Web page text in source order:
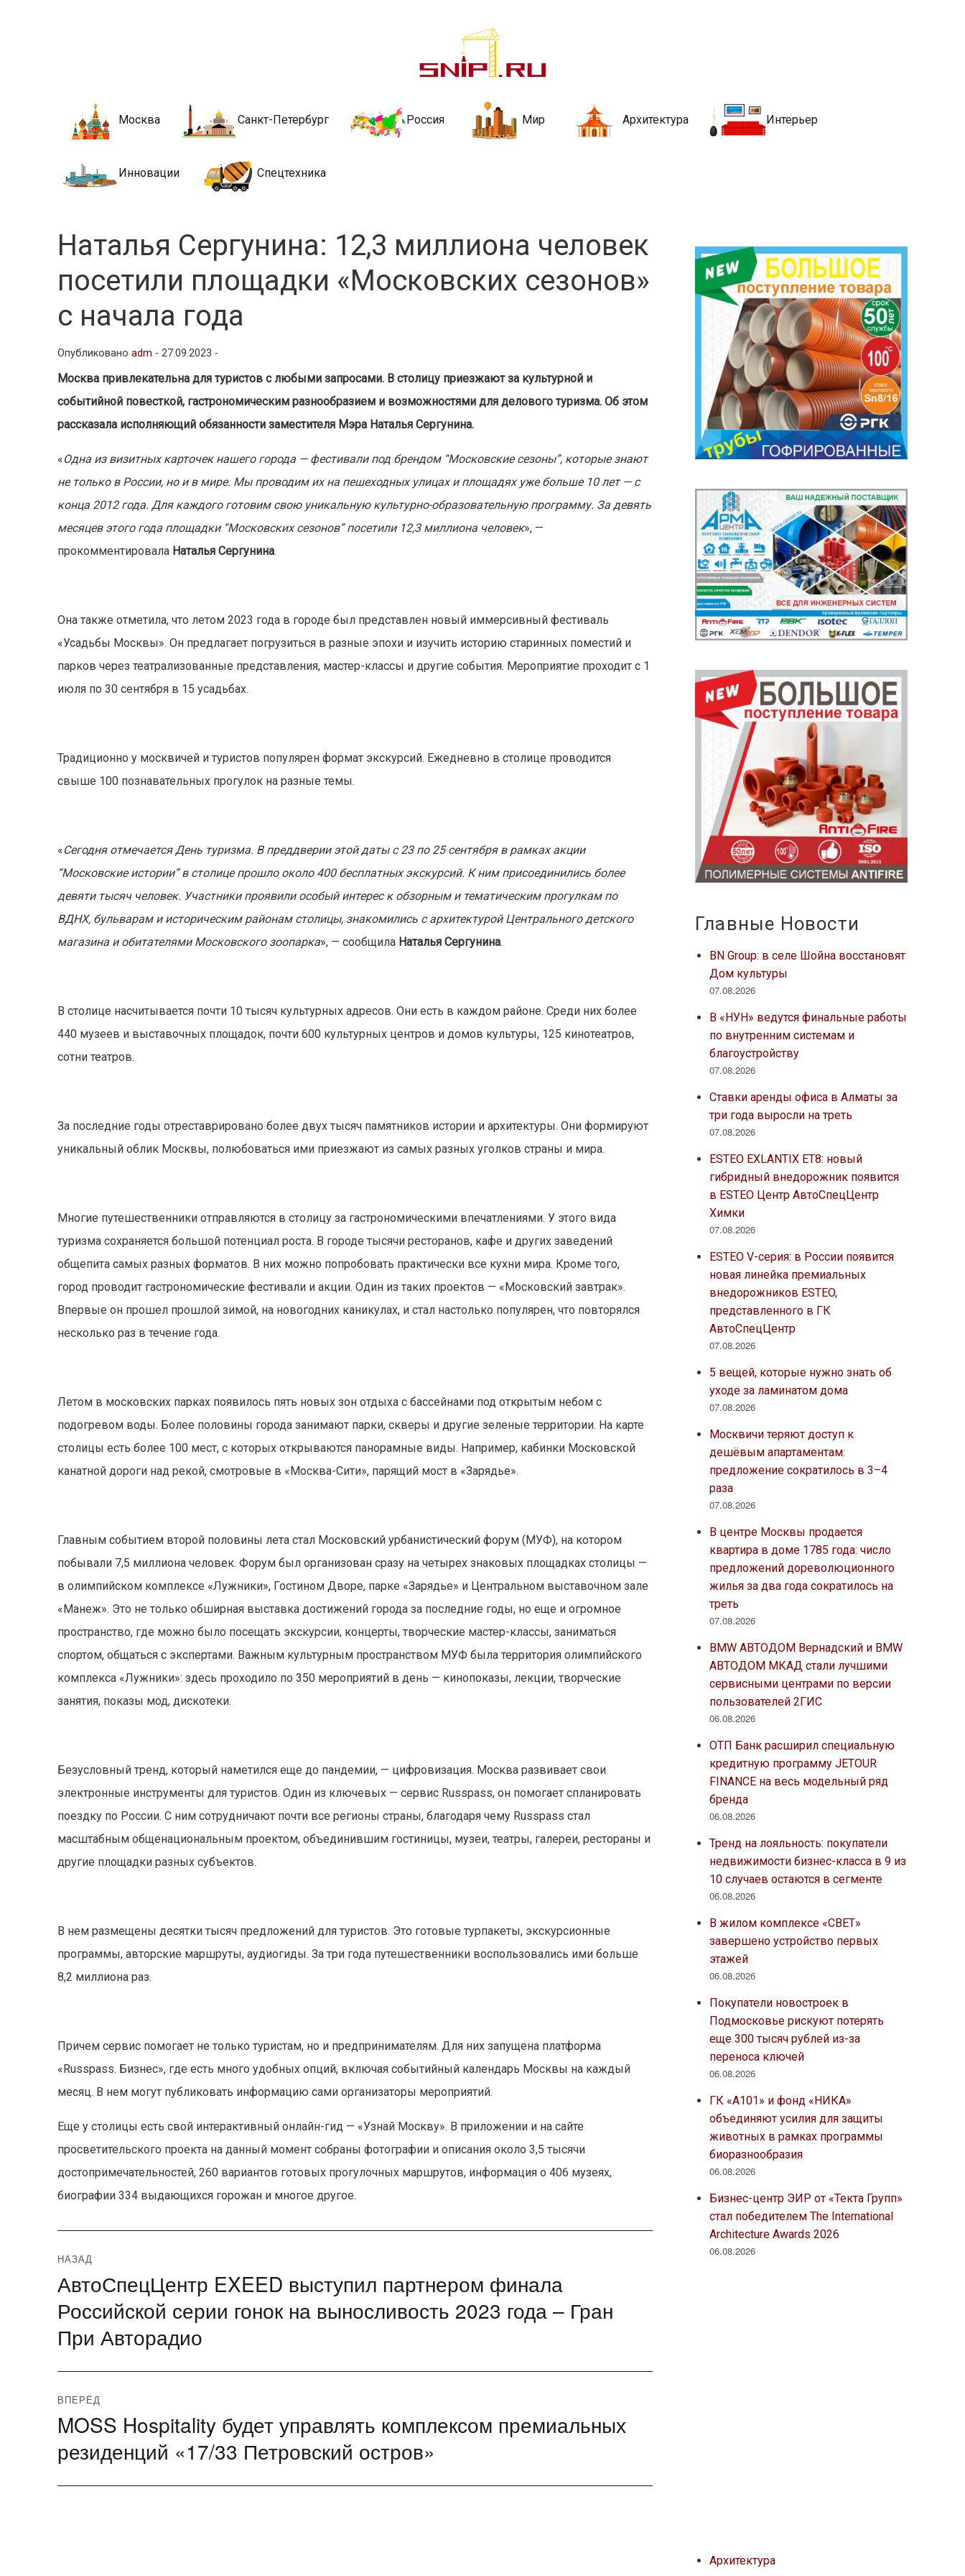
Новости строительства и недвижимости
стройкой рубрики
Москва Санкт-Петербург Россия Мир Архитектура Интерьер
Инновации Спецтехника
Наталья Сергунина: 12,3 миллиона человек
посетили площадки «Московских сезонов»
с начала года
Опубликованоadm -27.09.2023 -
Москва привлекательна для туристов с любыми запросами. В столицу приезжают за культурной и
событийной повесткой, гастрономическим разнообразием и возможностями для делового туризма. Об этом
рассказала исполняющий обязанности заместителя Мэра Наталья Сергунина.
«Одна из визитных карточек нашего города — фестивали под брендом “Московские сезоны”, которые знают
не только в России, но и в мире. Мы проводим их на пешеходных улицах и площадях уже больше 10 лет — с
конца 2012 года. Для каждого готовим свою уникальную культурно-образовательную программу. За девять
месяцев этого года площадки “Московских сезонов” посетили 12,3 миллиона человек», —
прокомментировала Наталья Сергунина.
Она также отметила, что летом 2023 года в городе был представлен новый иммерсивный фестиваль
«Усадьбы Москвы». Он предлагает погрузиться в разные эпохи и изучить историю старинных поместий и
парков через театрализованные представления, мастер-классы и другие события. Мероприятие проходит с 1
июля по 30 сентября в 15 усадьбах.
Традиционно у москвичей и туристов популярен формат экскурсий. Ежедневно в столице проводится
свыше 100 познавательных прогулок на разные темы.
«Сегодня отмечается День туризма. В преддверии этой даты с 23 по 25 сентября в рамках акции
“Московские истории” в столице прошло около 400 бесплатных экскурсий. К ним присоединились более
девяти тысяч человек. Участники проявили особый интерес к обзорным и тематическим прогулкам по
ВДНХ, бульварам и историческим районам столицы, знакомились с архитектурой Центрального детского
магазина и обитателями Московского зоопарка», — сообщила Наталья Сергунина.
В столице насчитывается почти 10 тысяч культурных адресов. Они есть в каждом районе. Среди них более
440 музеев и выставочных площадок, почти 600 культурных центров и домов культуры, 125 кинотеатров,
сотни театров.
За последние годы отреставрировано более двух тысяч памятников истории и архитектуры. Они формируют
уникальный облик Москвы, полюбоваться ими приезжают из самых разных уголков страны и мира.
Многие путешественники отправляются в столицу за гастрономическими впечатлениями. У этого вида
туризма сохраняется большой потенциал роста. В городе тысячи ресторанов, кафе и других заведений
общепита самых разных форматов. В них можно попробовать практически все кухни мира. Кроме того,
город проводит гастрономические фестивали и акции. Один из таких проектов — «Московский завтрак».
Впервые он прошел прошлой зимой, на новогодних каникулах, и стал настолько популярен, что повторялся
несколько раз в течение года.
Летом в московских парках появилось пять новых зон отдыха с бассейнами под открытым небом с
подогревом воды. Более половины города занимают парки, скверы и другие зеленые территории. На карте
столицы есть более 100 мест, с которых открываются панорамные виды. Например, кабинки Московской
канатной дороги над рекой, смотровые в «Москва-Сити», парящий мост в «Зарядье».
Главным событием второй половины лета стал Московский урбанистический форум (МУФ), на котором
побывали 7,5 миллиона человек. Форум был организован сразу на четырех знаковых площадках столицы —
в олимпийском комплексе «Лужники», Гостином Дворе, парке «Зарядье» и Центральном выставочном зале
«Манеж». Это не только обширная выставка достижений города за последние годы, но еще и огромное
пространство, где можно было посещать экскурсии, концерты, творческие мастер-классы, заниматься
спортом, общаться с экспертами. Важным культурным пространством МУФ была территория олимпийского
комплекса «Лужники»: здесь проходило по 350 мероприятий в день — кинопоказы, лекции, творческие
занятия, показы мод, дискотеки.
Безусловный тренд, который наметился еще до пандемии, — цифровизация. Москва развивает свои
электронные инструменты для туристов. Один из ключевых — сервис Russpass, он помогает спланировать
поездку по России. С ним сотрудничают почти все регионы страны, благодаря чему Russpass стал
масштабным общенациональным проектом, объединившим гостиницы, музеи, театры, галереи, рестораны и
другие площадки разных субъектов.
В нем размещены десятки тысяч предложений для туристов. Это готовые турпакеты, экскурсионные
программы, авторские маршруты, аудиогиды. За три года путешественники воспользовались ими больше
8,2 миллиона раз.
Причем сервис помогает не только туристам, но и предпринимателям. Для них запущена платформа
«Russpass. Бизнес», где есть много удобных опций, включая событийный календарь Москвы на каждый
месяц. В нем могут публиковать информацию сами организаторы мероприятий.
Еще у столицы есть свой интерактивный онлайн-гид — «Узнай Москву». В приложении и на сайте
просветительского проекта на данный момент собраны фотографии и описания около 3,5 тысячи
достопримечательностей, 260 вариантов готовых прогулочных маршрутов, информация о 406 музеях,
биографии 334 выдающихся горожан и многое другое.
Навигация
по
записям
НАЗАД
Предыдущая
АвтоСпецЦентр EXEED выступил партнером финала
Российской серии гонок на выносливость 2023 года – Гран
При Авторадио
ВПЕРЁД
Следующая
MOSS Hospitality будет управлять комплексом премиальных
резиденций «17/33 Петровский остров»
Главные Новости
BN Group: в селе Шойна восстановят
Дом культуры
07.08.2026
В «НУН» ведутся финальные работы
по внутренним системам и
благоустройству
07.08.2026
Ставки аренды офиса в Алматы за
три года выросли на треть
07.08.2026
ESTEO EXLANTIX ET8: новый
гибридный внедорожник появится
в ESTEO Центр АвтоСпецЦентр
Химки
07.08.2026
ESTEO V-серия: в России появится
новая линейка премиальных
внедорожников ESTEO,
представленного в ГК
АвтоСпецЦентр
07.08.2026
5 вещей, которые нужно знать об
уходе за ламинатом дома
07.08.2026
Москвичи теряют доступ к
дешёвым апартаментам:
предложение сократилось в 3–4
раза
07.08.2026
В центре Москвы продается
квартира в доме 1785 года: число
предложений дореволюционного
жилья за два года сократилось на
треть
07.08.2026
BMW АВТОДОМ Вернадский и BMW
АВТОДОМ МКАД стали лучшими
сервисными центрами по версии
пользователей 2ГИС
06.08.2026
ОТП Банк расширил специальную
кредитную программу JETOUR
FINANCE на весь модельный ряд
бренда
06.08.2026
Тренд на лояльность: покупатели
недвижимости бизнес-класса в 9 из
10 случаев остаются в сегменте
06.08.2026
В жилом комплексе «СВЕТ»
завершено устройство первых
этажей
06.08.2026
Покупатели новостроек в
Подмосковье рискуют потерять
еще 300 тысяч рублей из-за
переноса ключей
06.08.2026
ГК «А101» и фонд «НИКА»
объединяют усилия для защиты
животных в рамках программы
биоразнообразия
06.08.2026
Бизнес-центр ЭИР от «Текта Групп»
стал победителем The International
Architecture Awards 2026
06.08.2026
Архитектура